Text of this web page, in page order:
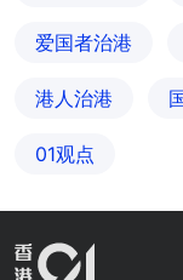
爱国者治港
港人治港
01观点